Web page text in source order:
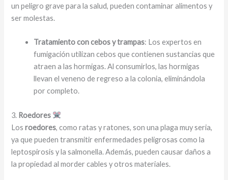
un peligro grave para la salud, pueden contaminar alimentos y
ser molestas.
Tratamiento con cebos y trampas: Los expertos en
fumigación utilizan cebos que contienen sustancias que
atraen a las hormigas. Al consumirlos, las hormigas
llevan el veneno de regreso a la colonia, eliminándola
por completo.
3. Roedores
Losroedores, como ratas y ratones, son una plaga muy seria,
ya que pueden transmitir enfermedades peligrosas como la
leptospirosis y la salmonella. Además, pueden causar daños a
la propiedad al morder cables y otros materiales.